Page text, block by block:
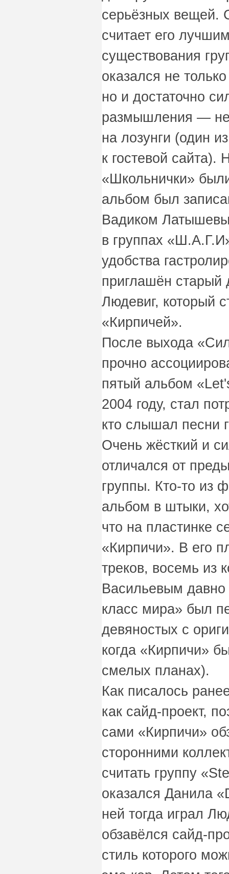
серьёзных вещей.
считает его
существования
оказался не
но и достаточно
размышления —
на лозунги (один
к гостевой
«Школьнички»
альбом был
Вадиком
в группах
удобства
приглашён старый
Людевиг, который
«Кирпичей».
После выхода
прочно
пятый альбом
2004 году, стал
кто слышал песни
Очень жёсткий и
отличался от
группы. Кто-то из
альбом в штыки,
что на пластинке
«Кирпичи». В его
треков, восемь из
Васильевым
класс мира» был
девяностых с
когда «Кирпичи»
смелых планах).
Как писалось
как сайд-проект,
сами «Кирпичи»
сторонними
считать группу
оказался Данила
ней тогда играл
обзавёлся сайд-
стиль которого